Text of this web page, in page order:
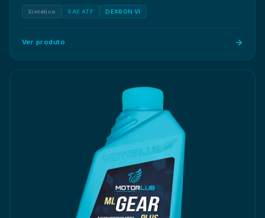
Sintético SAE ATF DEXRON VI
Ver produto